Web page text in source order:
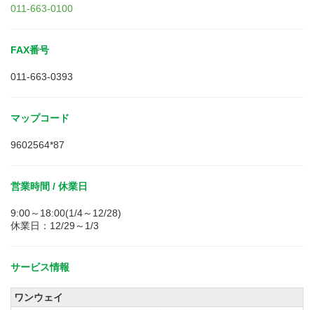
011-663-0100
FAX番号
011-663-0393
マップコード
9602564*87
営業時間 / 休業日
9:00～18:00(1/4～12/28)
休業日：12/29～1/3
サービス情報
ワンウェイ